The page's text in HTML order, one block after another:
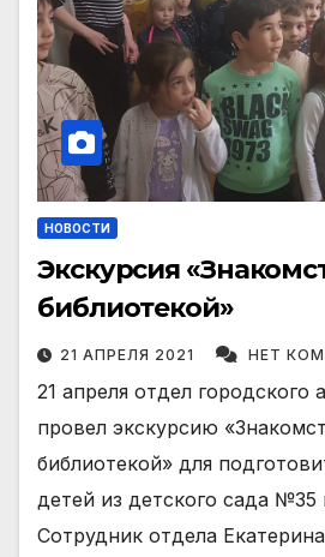
НОВОСТИ
Экскурсия
библиотекой»
21 АПРЕЛЯ 2021 НЕТ
21 апреля отдел городского
провел экскурсию
библиотекой» для
детей из детского сада №35
Сотрудник отдела